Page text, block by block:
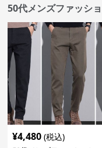
50代メンズファッシ
¥4,480 (税込)